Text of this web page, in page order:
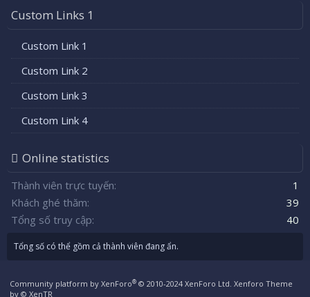
Custom Links 1
Custom Link 1
Custom Link 2
Custom Link 3
Custom Link 4
Online statistics
Thành viên trực tuyến
1
Khách ghé thăm
39
Tổng số truy cập
40
Tổng số có thể gồm cả thành viên đang ẩn.
Community platform by XenForo® © 2010-2024 XenForo Ltd. Xenforo Theme
by © XenTR